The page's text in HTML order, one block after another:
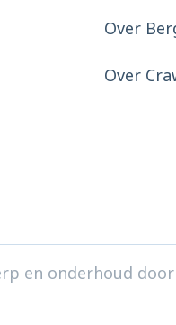
Over
Over
en onderhoud door